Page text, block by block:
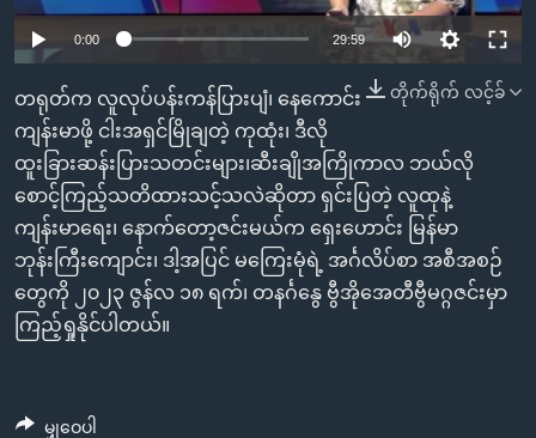
ကျော်
ကြည့်
ရန်
ရှာဖွေ
ရန်
နေရာ
သို့
ကျော်
ရန်
ဗွီအိုအေ လူမှုကွန်ယက်များ
ဘာသာစကားများ
0:00 29:59
တိုက်ရိုက် လင့်ခ်
တရုတ်က လူလုပ်ပန်းကန်ပြားပျံ၊ နေကောင်း
ကျန်းမာဖို့ ငါးအရှင်မြိုချတဲ့ ကုထုံး၊ ဒီလို
ထူးခြားဆန်းပြားသတင်းများ၊ဆီးချိုအကြိုကာလ ဘယ်လို
စောင့်ကြည့်သတိထားသင့်သလဲဆိုတာ ရှင်းပြတဲ့ လူထုနဲ့
ကျန်းမာရေး၊ နောက်တော့ဇင်းမယ်က ရှေးဟောင်း မြန်မာ
ဘုန်းကြီးကျောင်း၊ ဒါ့အပြင် မကြေးမုံရဲ့ အင်္ဂလိပ်စာ အစီအစဉ်
တွေကို ၂၀၂၃ ဇွန်လ ၁၈ ရက်၊ တနင်္ဂနွေ ဗွီအိုအေတီဗွီမဂ္ဂဇင်းမှာ
ကြည့်ရှုနိုင်ပါတယ်။
မျှဝေပါ